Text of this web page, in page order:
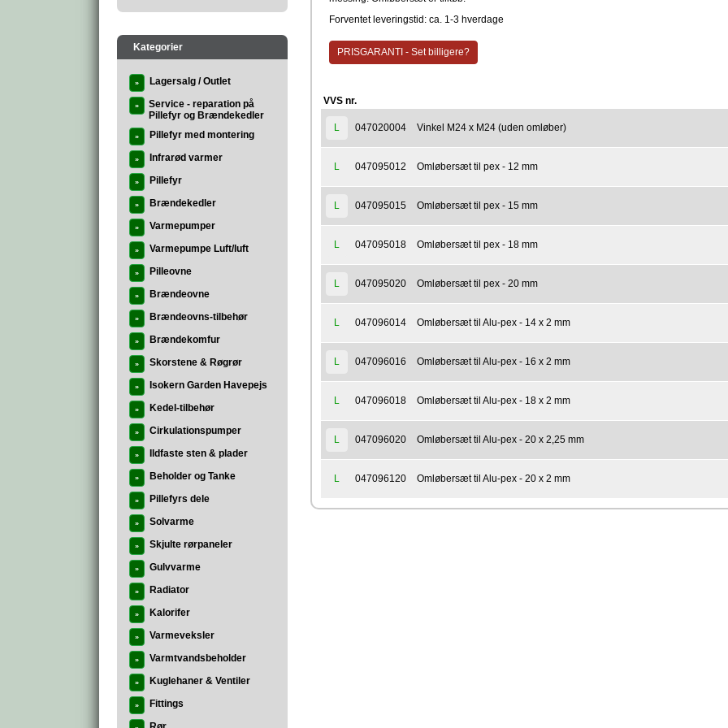
Kategorier
» Lagersalg / Outlet
»
Service - reparation på
Pillefyr og Brændekedler
» Pillefyr med montering
» Infrarød varmer
» Pillefyr
» Brændekedler
» Varmepumper
» Varmepumpe Luft/luft
» Pilleovne
» Brændeovne
» Brændeovns-tilbehør
» Brændekomfur
» Skorstene & Røgrør
» Isokern Garden Havepejs
» Kedel-tilbehør
» Cirkulationspumper
» Ildfaste sten & plader
» Beholder og Tanke
» Pillefyrs dele
» Solvarme
» Skjulte rørpaneler
» Gulvvarme
» Radiator
» Kalorifer
» Varmeveksler
» Varmtvandsbeholder
» Kuglehaner & Ventiler
» Fittings
Forventet leveringstid: ca. 1-3 hverdage
PRISGARANTI - Set billigere?
VVS nr.
L 047020004 Vinkel M24 x M24 (uden omløber)
L 047095012 Omløbersæt til pex - 12 mm
L 047095015 Omløbersæt til pex - 15 mm
L 047095018 Omløbersæt til pex - 18 mm
L 047095020 Omløbersæt til pex - 20 mm
L 047096014 Omløbersæt til Alu-pex - 14 x 2 mm
L 047096016 Omløbersæt til Alu-pex - 16 x 2 mm
L 047096018 Omløbersæt til Alu-pex - 18 x 2 mm
L 047096020 Omløbersæt til Alu-pex - 20 x 2,25 mm
L 047096120 Omløbersæt til Alu-pex - 20 x 2 mm